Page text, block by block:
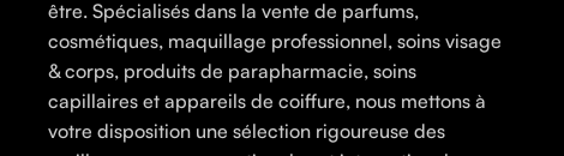
être. Spécialisés dans la vente de parfums,
cosmétiques, maquillage professionnel, soins visage
& corps, produits de parapharmacie, soins
capillaires et appareils de coiffure, nous mettons à
votre disposition une sélection rigoureuse des